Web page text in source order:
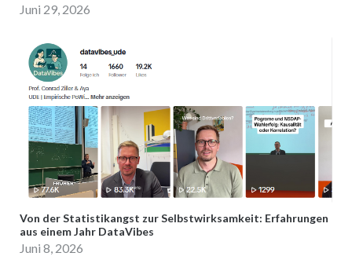
Juni 29, 2026
Von der Statistikangst zur Selbstwirksamkeit: Erfahrungen
aus einem Jahr DataVibes
Juni 8, 2026